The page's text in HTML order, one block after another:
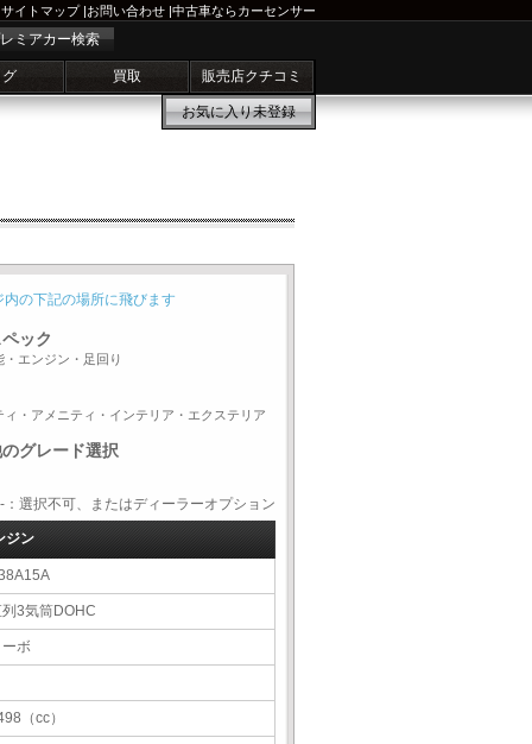
サイトマップ|お問い合わせ |中古車ならカーセンサー
ミアカー検索
買取 販売店クチコミ
お気に入り未登録
内の下記の場所に飛びます
ック
・エンジン・足回り
ィ・アメニティ・インテリア・エクステリア
グレード選択
択不可、またはディーラーオプション
ジン
3気筒DOHC
ボ
（cc）